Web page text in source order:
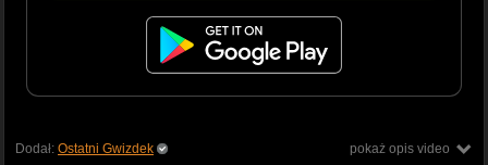
pokaż opis video
Dodał: Ostatni Gwizdek